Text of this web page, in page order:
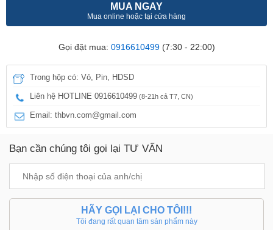
MUA NGAY
Mua online hoặc tại cửa hàng
Gọi đặt mua: 0916610499(7:30 - 22:00)
Trong hộp có: Vỏ, Pin, HDSD
Liên hệ HOTLINE 0916610499 (8-21h cả T7, CN)
Email: thbvn.com@gmail.com
Bạn cần chúng tôi gọi lại TƯ VẤN
HÃY GỌI LẠI CHO TÔI!!!
Tôi đang rất quan tâm sản phẩm này